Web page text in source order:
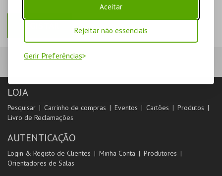
Aceitar
Rejeitar não essenciais
Gerir Preferências
LOJA
Pesquisar Carrinho de compras Eventos Cartões
Produtos
Livro de Reclamações
AUTENTICAÇÃO
Login & Registo de Clientes Minha Conta
Produtores
Orientadores de Salas